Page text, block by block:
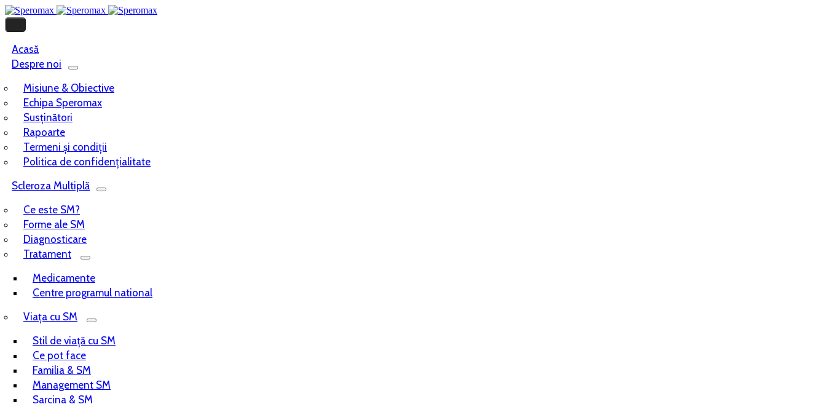
Acasă
Despre noi
Misiune & Obiective
Echipa Speromax
Susținători
Rapoarte
Termeni și condiții
Politica de confidențialitate
Scleroza Multiplă
Ce este SM?
Forme ale SM
Diagnosticare
Tratament
Medicamente
Centre programul national
Viața cu SM
Stil de viață cu SM
Ce pot face
Familia & SM
Management SM
Sarcina & SM